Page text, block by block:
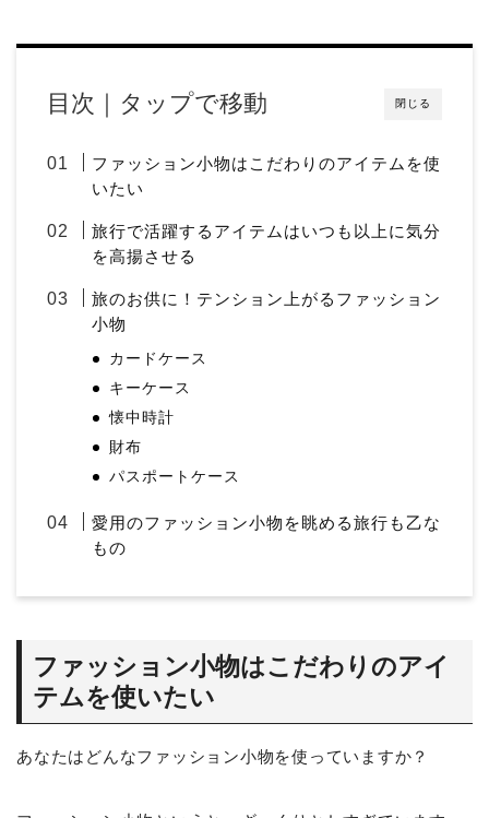
閉じる
目次｜タップで移動
ファッション小物はこだわりのアイテムを使
いたい
旅行で活躍するアイテムはいつも以上に気分
を高揚させる
旅のお供に！テンション上がるファッション
小物
カードケース
キーケース
懐中時計
財布
パスポートケース
愛用のファッション小物を眺める旅行も乙な
もの
ファッション小物はこだわりのアイ
テムを使いたい
あなたはどんなファッション小物を使っていますか？